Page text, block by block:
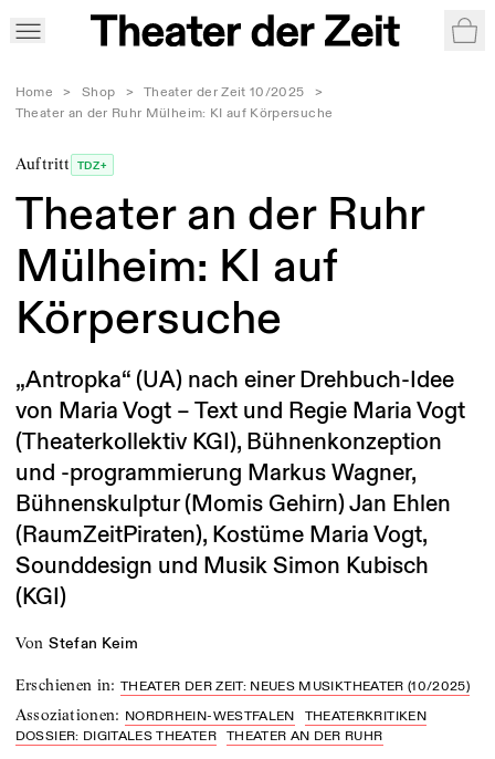
Home > Shop > Theater der Zeit 10/2025
>
Theater an der Ruhr Mülheim: KI auf Körpersuche
Auftritt TDZ+
Theater an der Ruhr
Mülheim: KI auf
Körpersuche
„Antropka“ (UA) nach einer Drehbuch-Idee
von Maria Vogt – Text und Regie Maria Vogt
(Theaterkollektiv KGI), Bühnenkonzeption
und -programmierung Markus Wagner,
Bühnenskulptur (Momis Gehirn) Jan Ehlen
(RaumZeitPiraten), Kostüme Maria Vogt,
Sounddesign und Musik Simon Kubisch
(KGI)
von Stefan Keim
Erschienen in:THEATER DER ZEIT: NEUES MUSIKTHEATER (10/2025)
Assoziationen: NORDRHEIN-WESTFALEN
THEATERKRITIKEN
DOSSIER: DIGITALES THEATER
THEATER AN DER RUHR